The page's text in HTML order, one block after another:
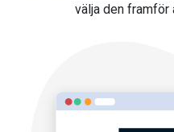
välja den framför